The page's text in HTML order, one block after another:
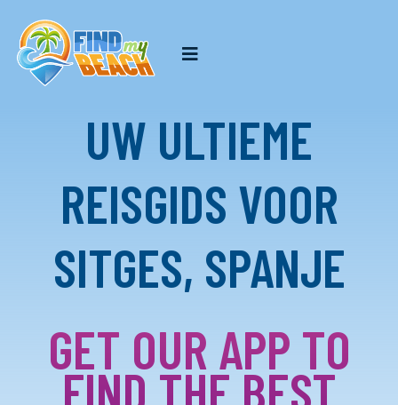
UW ULTIEME
REISGIDS VOOR
SITGES, SPANJE
GET OUR APP TO
FIND THE BEST